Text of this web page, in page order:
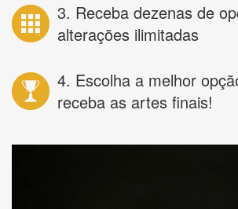
3. Receba dezenas de
alterações ilimitadas
4. Escolha a melhor
receba as artes finais!